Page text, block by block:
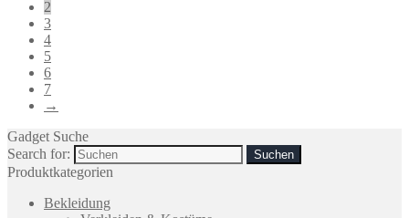
2
3
4
5
6
7
→
Gadget Suche
Search for:
Produktkategorien
Bekleidung